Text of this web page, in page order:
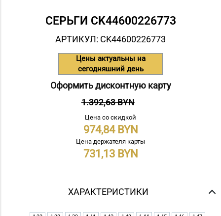
СЕРЬГИ СK44600226773
АРТИКУЛ: СK44600226773
Цены актуальны на
сегодняшний день
Оформить дисконтную карту
1.392,63 BYN
Цена со скидкой
974,84
Цена держателя карты
731,13
ХАРАКТЕРИСТИКИ